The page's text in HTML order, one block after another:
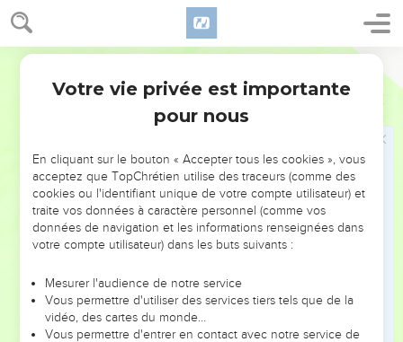
Ephésiens Introduction
Le thème majeur que développe l’apôtre est celui de l’unité
et de la diversité de l’Eglise :
— unité et diversité d’origine (2.1 à 3.20), *Juifs et non-Juifs
*sauvés, les uns comme les autres, par grâce pour former «
— unité de l’Eglise et diversité de dons (4.1-16) ;
— unité et diversité sociale (5.21 à 6.9).
Ces développements sont émaillés de recommandations
Saint, que Paul oppose, par un violent contraste, à celui de
ceux qui ne connaissent pas Dieu (4.17 à 5.20). Le
développement final décrit les armes du chrétien dont
Votre vie privée est importante
pour nous
En cliquant sur le bouton « Accepter tous les cookies », vous
acceptez que TopChrétien utilise des traceurs (comme des
cookies ou l'identifiant unique de votre compte utilisateur) et
traite vos données à caractère personnel (comme vos
données de navigation et les informations renseignées dans
votre compte utilisateur) dans les buts suivants :
Mesurer l'audience de notre service
Vous permettre d'utiliser des services tiers tels que de la
vidéo, des cartes du monde…
Vous permettre d'entrer en contact avec notre service de